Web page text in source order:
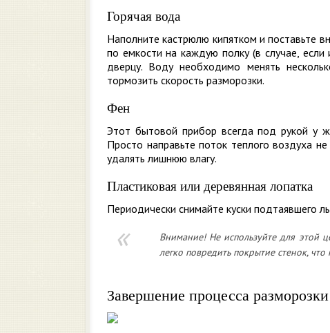
Горячая вода
Наполните кастрюлю кипятком и поставьте
по емкости на каждую полку (в случае, если
дверцу. Воду необходимо менять
тормозить скорость разморозки.
Фен
Этот бытовой прибор всегда под рукой у
Просто направьте поток теплого воздуха
удалять лишнюю влагу.
Пластиковая или деревянная лопатка
Периодически снимайте куски подтаявшего
Внимание! Не используйте для этой
легко повредить покрытие стенок,
Завершение процесса разморозки